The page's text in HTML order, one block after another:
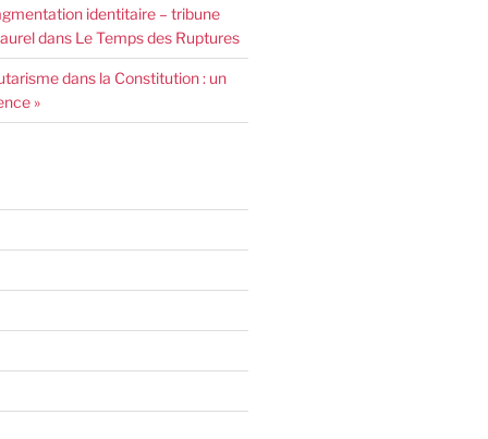
identitaire – tribune
dans Le Temps des Ruptures
dans la Constitution : un
»